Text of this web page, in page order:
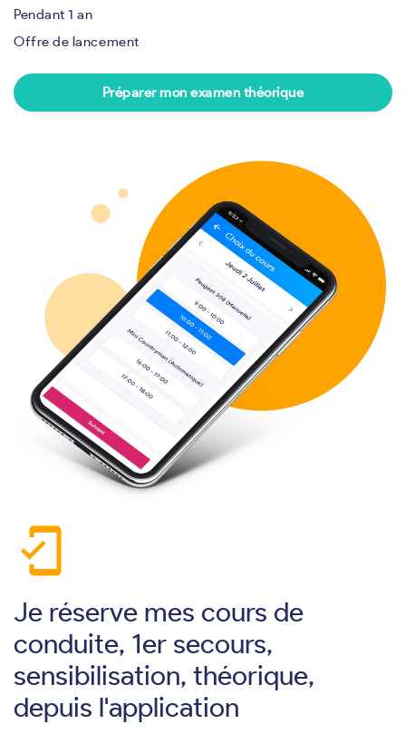
Pendant 1 an
Offre de lancement
Préparer mon examen théorique
mobile_friendly
Je réserve mes cours de
conduite, 1er secours,
sensibilisation, théorique,
depuis l'application